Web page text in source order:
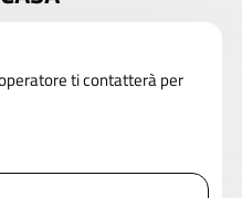
ti contatterà per